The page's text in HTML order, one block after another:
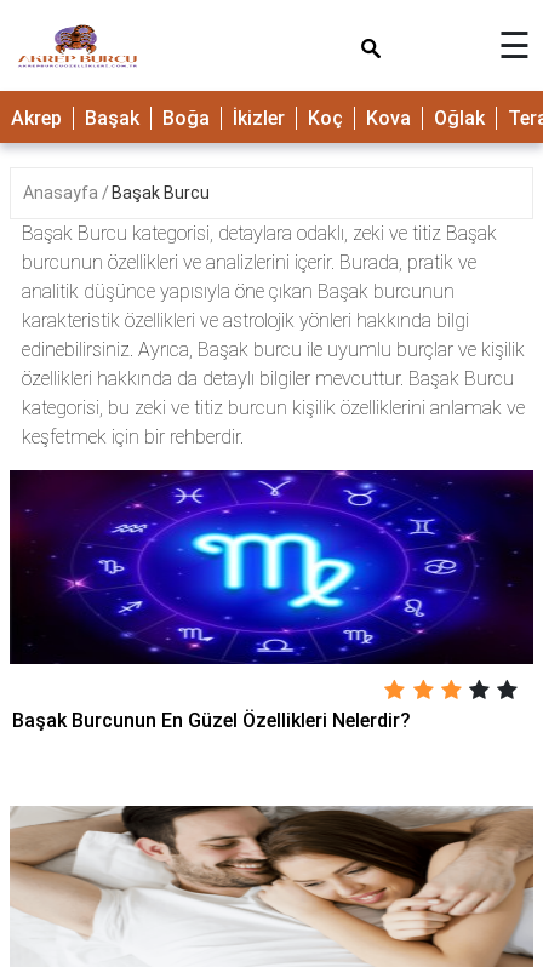
☰
Akrep Başak Boğa İkizler Koç Kova Oğlak
Anasayfa Başak Burcu
Başak Burcu kategorisi, detaylara odaklı, zeki ve titiz Başak
burcunun özellikleri ve analizlerini içerir. Burada, pratik ve
analitik düşünce yapısıyla öne çıkan Başak burcunun
karakteristik özellikleri ve astrolojik yönleri hakkında bilgi
edinebilirsiniz. Ayrıca, Başak burcu ile uyumlu burçlar ve kişilik
özellikleri hakkında da detaylı bilgiler mevcuttur. Başak Burcu
kategorisi, bu zeki ve titiz burcun kişilik özelliklerini anlamak ve
keşfetmek için bir rehberdir.
Başak Burcunun En Güzel Özellikleri Nelerdir?